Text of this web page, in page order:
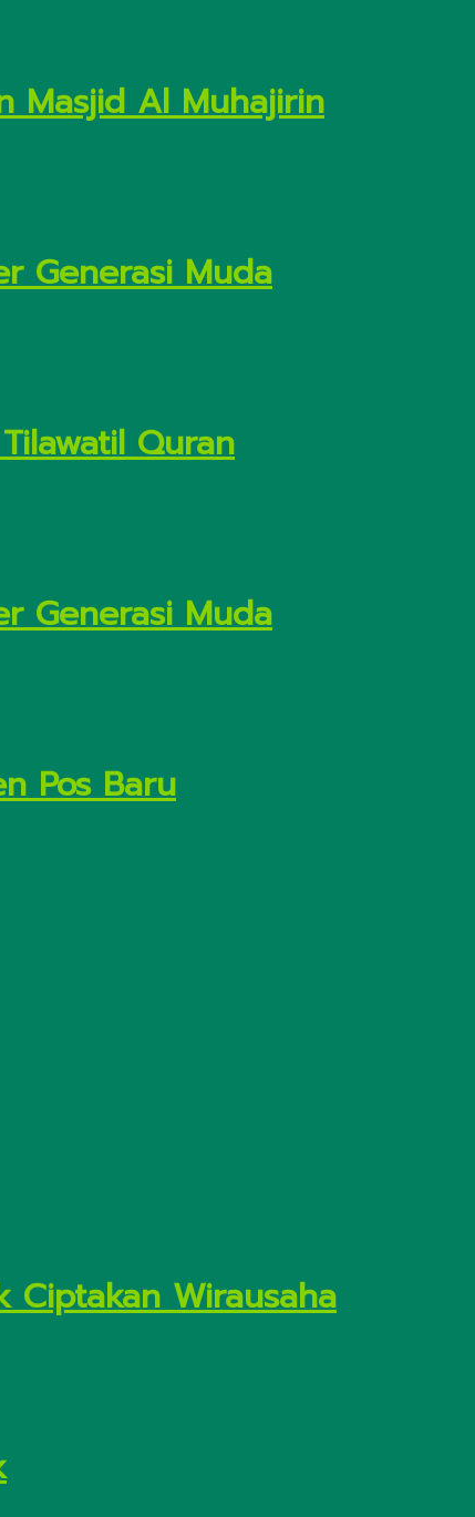
Masjid Al Muhajirin
Generasi Muda
Quran
Generasi Muda
Pos Baru
Ciptakan Wirausaha